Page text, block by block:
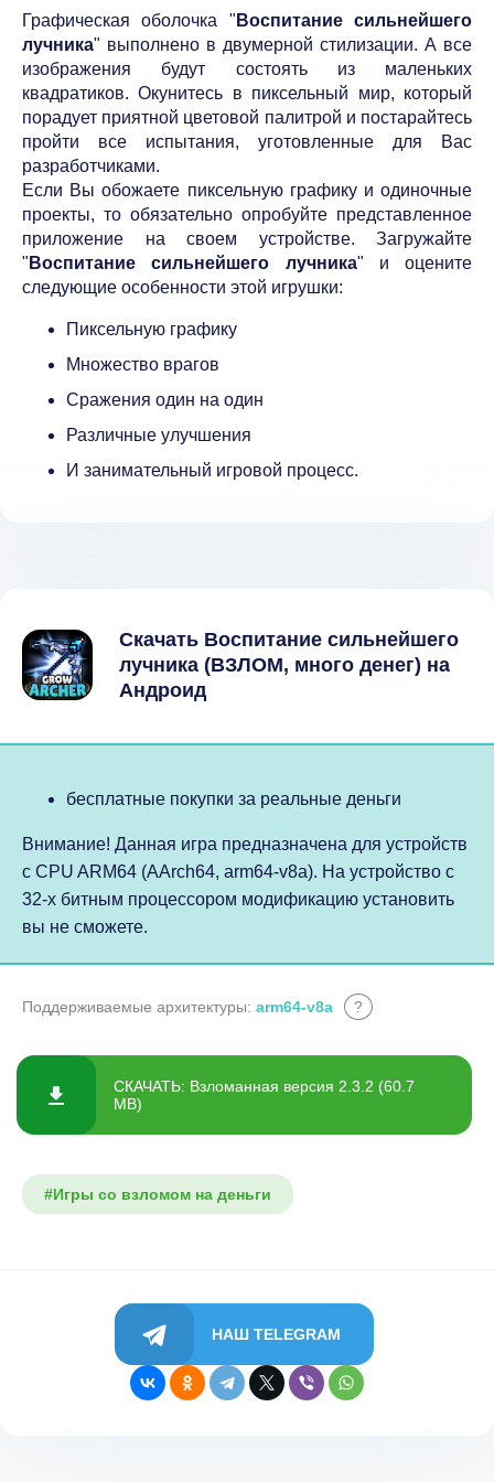
Графическая оболочка " Воспитание сильнейшего
лучника" выполнено в двумерной стилизации. А все
изображения будут состоять из маленьких
квадратиков. Окунитесь в пиксельный мир, который
порадует приятной цветовой палитрой и постарайтесь
пройти все испытания, уготовленные для Вас
разработчиками.
Если Вы обожаете пиксельную графику и одиночные
проекты, то обязательно опробуйте представленное
приложение на своем устройстве. Загружайте
" Воспитание сильнейшего лучника" и оцените
следующие особенности этой игрушки:
Пиксельную графику
Множество врагов
Сражения один на один
Различные улучшения
И занимательный игровой процесс.
Скачать Воспитание сильнейшего
лучника (ВЗЛОМ, много денег) на
Андроид
бесплатные покупки за реальные деньги
Внимание! Данная игра предназначена для устройств
с CPU ARM64 (AArch64, arm64-v8a). На устройство с
32-х битным процессором модификацию установить
вы не сможете.
Поддерживаемые архитектуры: arm64-v8a ?
СКАЧАТЬ: Взломанная версия 2.3.2 (60.7
MB)
#Игры со взломом на деньги
НАШ TELEGRAM